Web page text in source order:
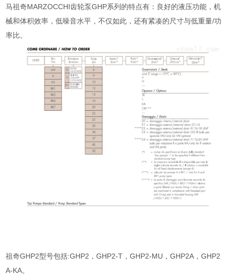
马祖奇MARZOCCHI齿轮泵GHP系列的特点有：良好的液压功能，机
械和体积效率，低噪音水平，不仅如此，还有紧凑的尺寸与低重量/功
率比。
祖奇GHP2型号包括:GHP2，GHP2-T，GHP2-MU，GHP2A，GHP2
A-KA。